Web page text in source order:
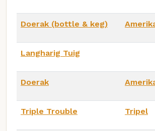
Doerak (bottle & keg)
Langharig Tuig
Doerak
Triple Trouble Tripel